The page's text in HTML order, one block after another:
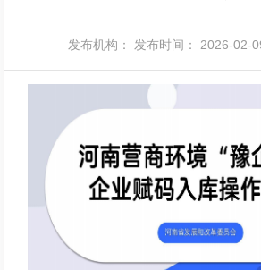
发布机构： 发布时间： 2026-02-